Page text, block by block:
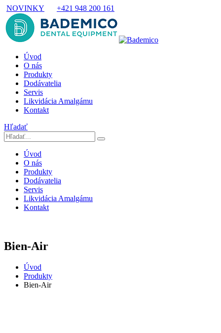
NOVINKY +421 948 200 161
Úvod
O nás
Produkty
Dodávatelia
Servis
Likvidácia Amalgámu
Kontakt
Hľadať
Úvod
O nás
Produkty
Dodávatelia
Servis
Likvidácia Amalgámu
Kontakt
Bien-Air
Úvod
Produkty
Bien-Air